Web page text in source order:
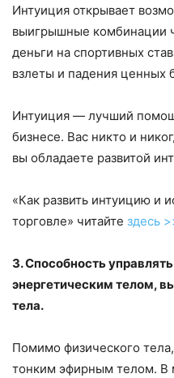
Интуиция открывает
выигрышные комбинации
деньги на спортивных
взлеты и падения ценных
Интуиция — лучший
бизнесе. Вас никто и
вы обладаете развитой
«Как развить интуицию и
торговле» читайте здесь
3. Способность
энергетическим телом,
тела.
Помимо физического
тонким эфирным телом. В